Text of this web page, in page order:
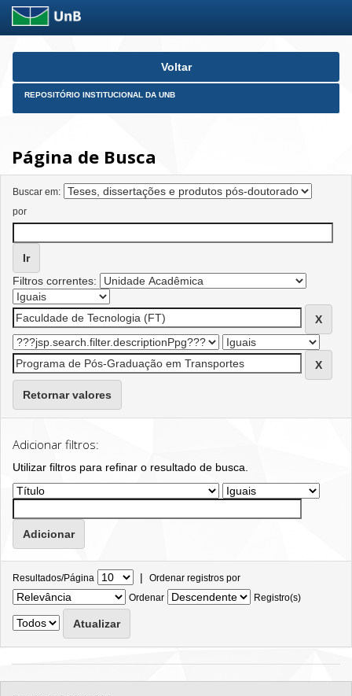
Skip
Voltar
REPOSITÓRIO INSTITUCIONAL DA UNB
Página de Busca
Buscar em:
por
Filtros correntes:
Retornar valores
Adicionar filtros:
Utilizar filtros para refinar o resultado de busca.
Resultados/Página | Ordenar registros por
Ordenar
Registro(s)